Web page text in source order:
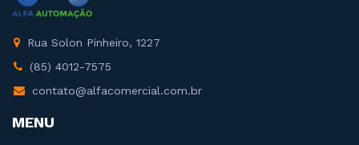
Rua Solon Pinheiro, 1227
(85) 4012-7575
contato@alfacomercial.com.br
MENU